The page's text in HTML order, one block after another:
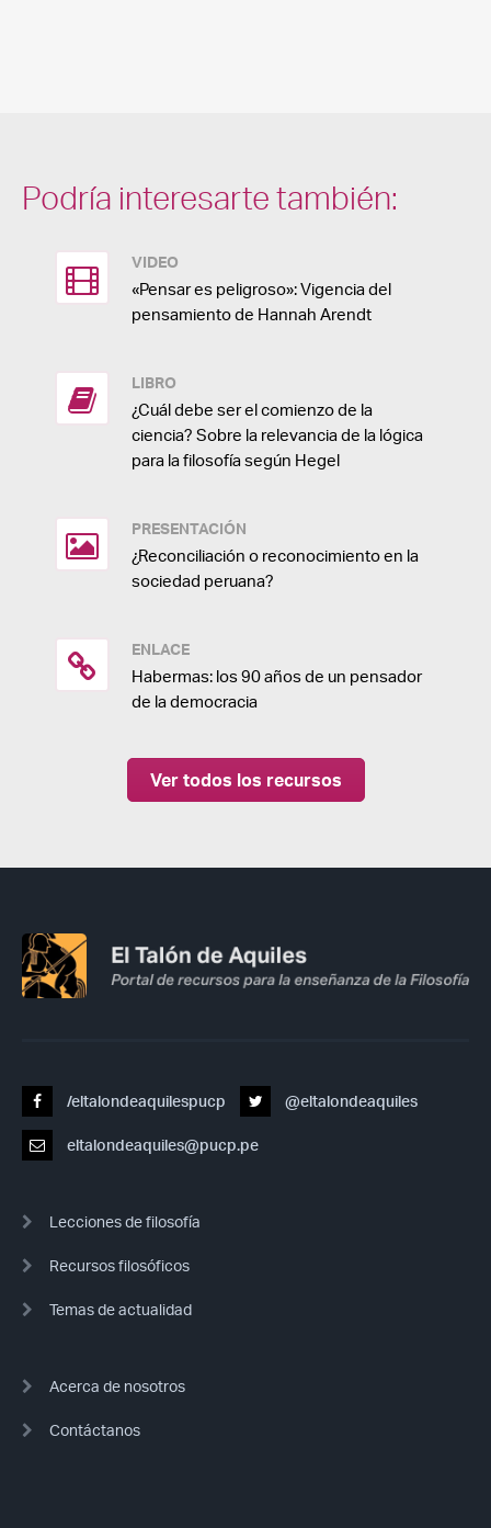
Podría interesarte también:
VIDEO
«Pensar es peligroso»: Vigencia del
pensamiento de Hannah Arendt
LIBRO
¿Cuál debe ser el comienzo de la
ciencia? Sobre la relevancia de la lógica
para la filosofía según Hegel
PRESENTACIÓN
¿Reconciliación o reconocimiento en la
sociedad peruana?
ENLACE
Habermas: los 90 años de un pensador
de la democracia
Ver todos los recursos
/eltalondeaquilespucp @eltalondeaquiles
eltalondeaquiles@pucp.pe
Lecciones de filosofía
Recursos filosóficos
Temas de actualidad
Acerca de nosotros
Contáctanos